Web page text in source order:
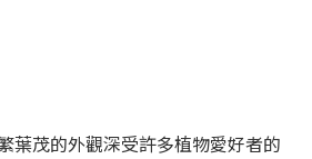
葉茂的外觀深受許多植物愛好者的